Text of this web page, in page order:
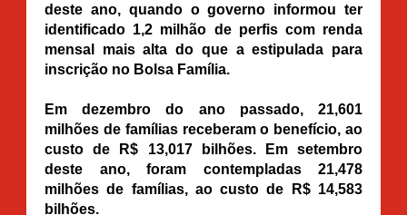
deste ano, quando o governo informou ter
identificado 1,2 milhão de perfis com renda
mensal mais alta do que a estipulada para
inscrição no Bolsa Família.
Em dezembro do ano passado, 21,601
milhões de famílias receberam o benefício, ao
custo de R$ 13,017 bilhões. Em setembro
deste ano, foram contempladas 21,478
milhões de famílias, ao custo de R$ 14,583
bilhões.